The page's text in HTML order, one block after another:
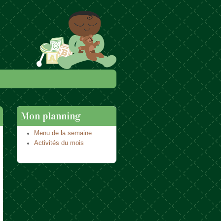
Mon planning
Menu de la semaine
Activités du mois